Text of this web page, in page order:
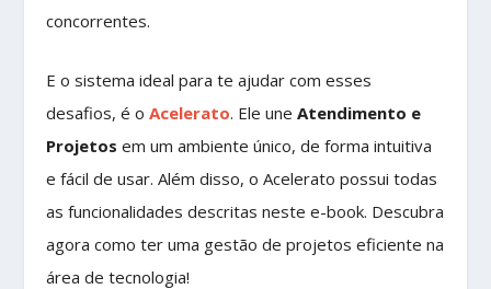
concorrentes.
E o sistema ideal para te ajudar com esses
desafios, é oAcelerato. Ele uneAtendimento e
Projetos em um ambiente único, de forma intuitiva
e fácil de usar. Além disso, o Acelerato possui todas
as funcionalidades descritas neste e-book. Descubra
agora como ter uma gestão de projetos eficiente na
área de tecnologia!